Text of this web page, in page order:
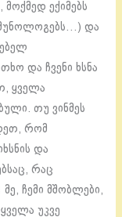
ექიმებს
და
და ჩვენი ხსნა
ყველა
თუ ვინმეს
რომ
და
რაც
ჩემი მშობლები,
უკვე